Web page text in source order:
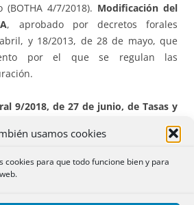
usamos cookies
cookies para que todo funcione bien y para
4/7/2018). Modificación del
, aprobado por decretos forales
y 18/2013, de 28 de mayo, que
por el que se regulan las
9/2018, de 27 de junio, de Tasas y
11/2018, de 11 de julio